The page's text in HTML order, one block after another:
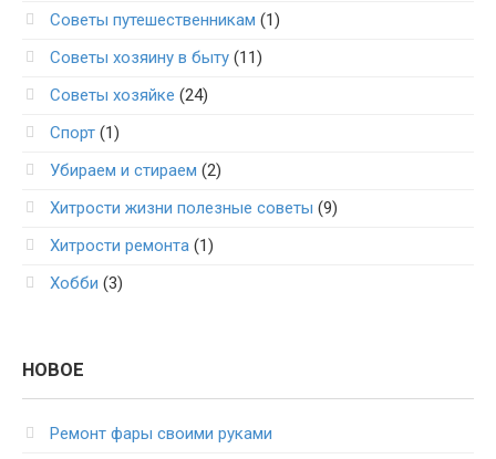
Советы путешественникам (1)
Советы хозяину в быту (11)
Советы хозяйке (24)
Спорт (1)
Убираем и стираем (2)
Хитрости жизни полезные советы (9)
Хитрости ремонта (1)
Хобби (3)
НОВОЕ
Ремонт фары своими руками